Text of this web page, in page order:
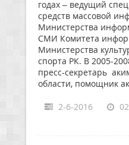
годах – ведущий
средств массовой
Министерства
СМИ Комитета
Министерства
спорта РК. В 2005-
пресс-секретарь
области, помощник
2-6-2016